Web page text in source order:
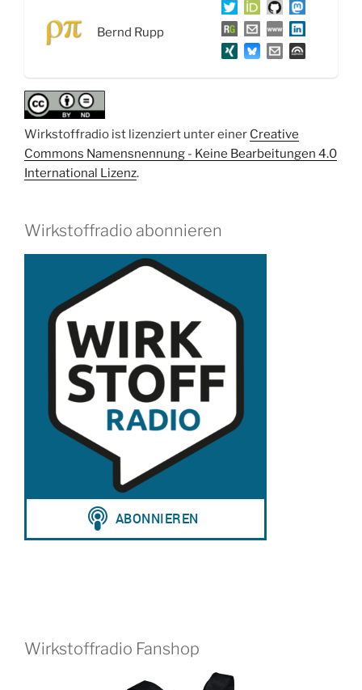
guter
wissenschaftlicher
der
DFG“
Bernd Rupp
Wirkstoffradio ist lizenziert unter einer Creative
Commons Namensnennung - Keine Bearbeitungen 4.0
International Lizenz.
Wirkstoffradio abonnieren
Wirkstoffradio Fanshop